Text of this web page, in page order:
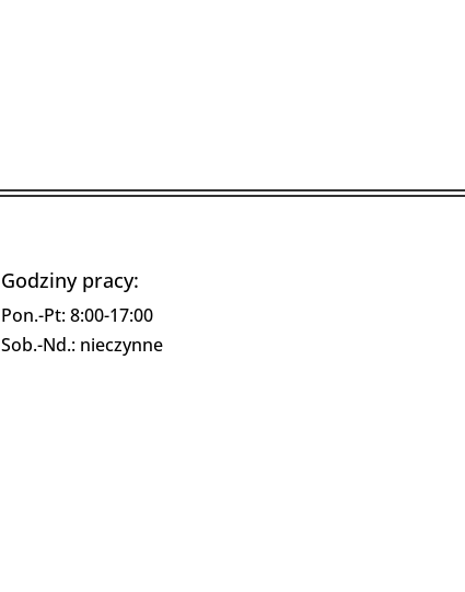
Godziny pracy:
Pon.-Pt: 8:00-17:00
Sob.-Nd.: nieczynne